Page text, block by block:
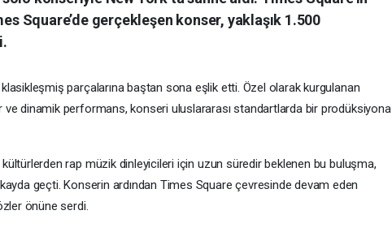
Square’de gerçekleşen konser, yaklaşık 1.500
parçalarına baştan sona eşlik etti. Özel olarak kurgulanan
ve dinamik performans, konseri uluslararası standartlarda bir prodüksiyona
rap müzik dinleyicileri için uzun süredir beklenen bu buluşma,
geçti. Konserin ardından Times Square çevresinde devam eden
önüne serdi.